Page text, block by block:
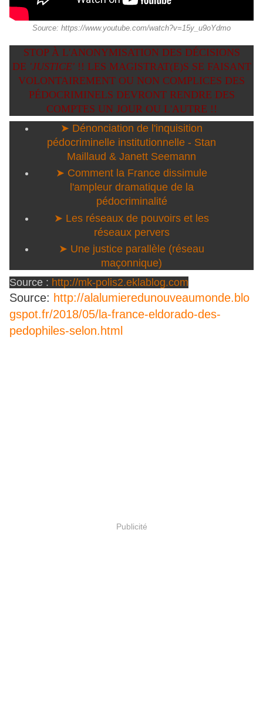
Source: https://www.youtube.com/watch?v=15y_u9oYdmo
STOP À L'ANONYMISATION DES DÉCISIONS
DE 'JUSTICE' !! LES MAGISTRAT(E)S SE FAISANT
VOLONTAIREMENT OU NON COMPLICES DES
PÉDOCRIMINELS DEVRONT RENDRE DES
COMPTES UN JOUR OU L'AUTRE !!
➤ Dénonciation de l'inquisition
pédocriminelle institutionnelle - Stan
Maillaud & Janett Seemann
➤ Comment la France dissimule
l'ampleur dramatique de la
pédocriminalité
➤ Les réseaux de pouvoirs et les
réseaux pervers
➤ Une justice parallèle (réseau
maçonnique)
Source : http://mk-polis2.eklablog.com
Source: http://alalumieredunouveaumonde.blo
gspot.fr/2018/05/la-france-eldorado-des-
pedophiles-selon.html
Publicité